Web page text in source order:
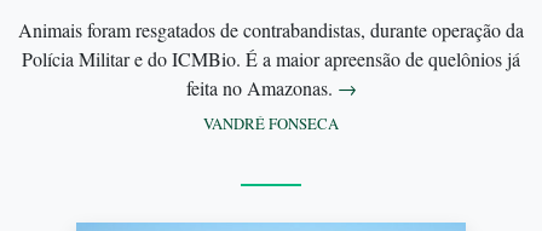
Animais foram resgatados de contrabandistas, durante operação da
Polícia Militar e do ICMBio. É a maior apreensão de quelônios já
feita no Amazonas. →
VANDRÉ FONSECA